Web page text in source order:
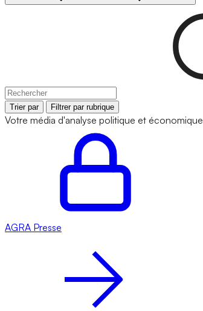
Trier par Filtrer par rubrique
Votre média d'analyse politique et économique
AGRA Presse